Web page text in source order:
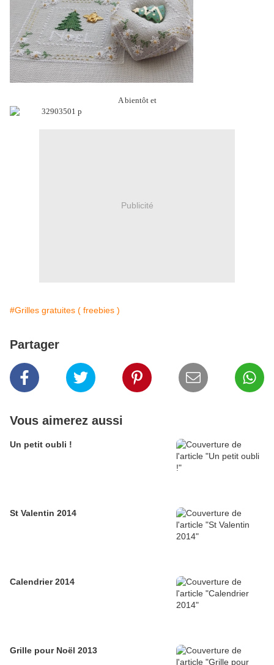
A bientôt et
Publicité
#Grilles gratuites ( freebies )
Partager
Vous aimerez aussi
Un petit oubli !
St Valentin 2014
Calendrier 2014
Grille pour Noël 2013